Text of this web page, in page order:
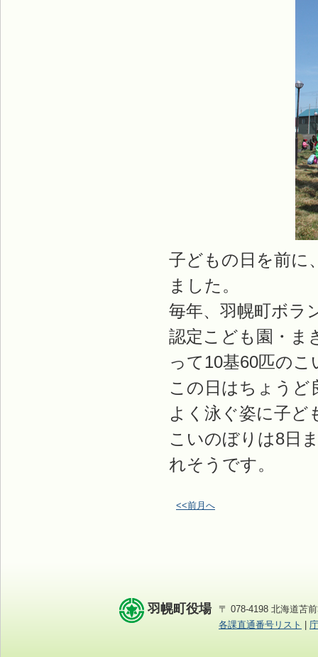
子どもの日を前に
ました。
毎年、羽幌町ボラ
認定こども園・ま
って10基60匹の
この日はちょうど
よく泳ぐ姿に子ど
こいのぼりは8日
れそうです。
<<前月へ
羽幌町役場
〒 078-4198 北海道苫
各課直通番号リスト